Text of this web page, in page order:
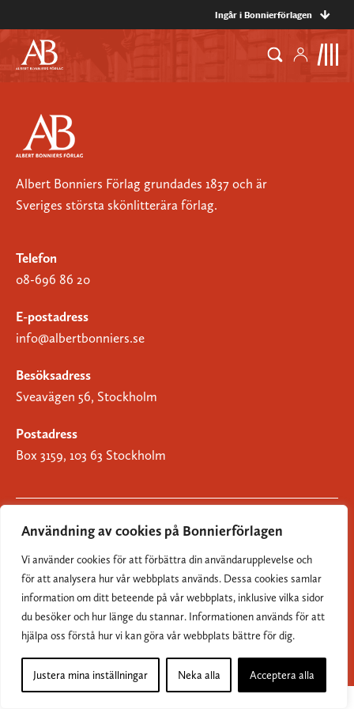
Användning av cookies på Bonnierförlagen
Vi använder cookies för att förbättra din användarupplevelse och
för att analysera hur vår webbplats används. Dessa cookies samlar
information om ditt beteende på vår webbplats, inklusive vilka sidor
du besöker och hur länge du stannar. Informationen används för att
hjälpa oss förstå hur vi kan göra vår webbplats bättre för dig.
Justera mina inställningar Neka alla Acceptera alla
Ingår i Bonnierförlagen
Albert Bonniers Förlag grundades 1837 och är
Sveriges största skönlitterära förlag.
Telefon
08-696 86 20
E-postadress
info@albertbonniers.se
Besöksadress
Sveavägen 56, Stockholm
Postadress
Box 3159, 103 63 Stockholm
Om Bonnierförlagen
Integritetspolicy